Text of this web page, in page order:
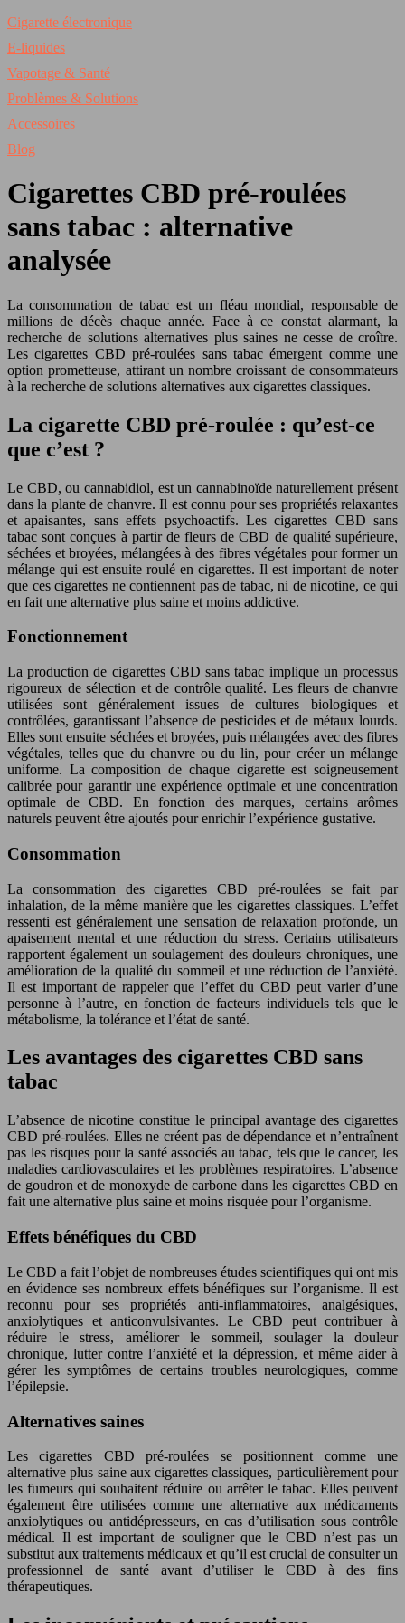
Cigarette électronique
E-liquides
Vapotage & Santé
Problèmes & Solutions
Accessoires
Blog
Cigarettes CBD pré-roulées
sans tabac : alternative
analysée
La consommation de tabac est un fléau mondial, responsable de
millions de décès chaque année. Face à ce constat alarmant, la
recherche de solutions alternatives plus saines ne cesse de croître.
Les cigarettes CBD pré-roulées sans tabac émergent comme une
option prometteuse, attirant un nombre croissant de consommateurs
à la recherche de solutions alternatives aux cigarettes classiques.
La cigarette CBD pré-roulée : qu’est-ce
que c’est ?
Le CBD, ou cannabidiol, est un cannabinoïde naturellement présent
dans la plante de chanvre. Il est connu pour ses propriétés relaxantes
et apaisantes, sans effets psychoactifs. Les cigarettes CBD sans
tabac sont conçues à partir de fleurs de CBD de qualité supérieure,
séchées et broyées, mélangées à des fibres végétales pour former un
mélange qui est ensuite roulé en cigarettes. Il est important de noter
que ces cigarettes ne contiennent pas de tabac, ni de nicotine, ce qui
en fait une alternative plus saine et moins addictive.
Fonctionnement
La production de cigarettes CBD sans tabac implique un processus
rigoureux de sélection et de contrôle qualité. Les fleurs de chanvre
utilisées sont généralement issues de cultures biologiques et
contrôlées, garantissant l’absence de pesticides et de métaux lourds.
Elles sont ensuite séchées et broyées, puis mélangées avec des fibres
végétales, telles que du chanvre ou du lin, pour créer un mélange
uniforme. La composition de chaque cigarette est soigneusement
calibrée pour garantir une expérience optimale et une concentration
optimale de CBD. En fonction des marques, certains arômes
naturels peuvent être ajoutés pour enrichir l’expérience gustative.
Consommation
La consommation des cigarettes CBD pré-roulées se fait par
inhalation, de la même manière que les cigarettes classiques. L’effet
ressenti est généralement une sensation de relaxation profonde, un
apaisement mental et une réduction du stress. Certains utilisateurs
rapportent également un soulagement des douleurs chroniques, une
amélioration de la qualité du sommeil et une réduction de l’anxiété.
Il est important de rappeler que l’effet du CBD peut varier d’une
personne à l’autre, en fonction de facteurs individuels tels que le
métabolisme, la tolérance et l’état de santé.
Les avantages des cigarettes CBD sans
tabac
L’absence de nicotine constitue le principal avantage des cigarettes
CBD pré-roulées. Elles ne créent pas de dépendance et n’entraînent
pas les risques pour la santé associés au tabac, tels que le cancer, les
maladies cardiovasculaires et les problèmes respiratoires. L’absence
de goudron et de monoxyde de carbone dans les cigarettes CBD en
fait une alternative plus saine et moins risquée pour l’organisme.
Effets bénéfiques du CBD
Le CBD a fait l’objet de nombreuses études scientifiques qui ont mis
en évidence ses nombreux effets bénéfiques sur l’organisme. Il est
reconnu pour ses propriétés anti-inflammatoires, analgésiques,
anxiolytiques et anticonvulsivantes. Le CBD peut contribuer à
réduire le stress, améliorer le sommeil, soulager la douleur
chronique, lutter contre l’anxiété et la dépression, et même aider à
gérer les symptômes de certains troubles neurologiques, comme
l’épilepsie.
Alternatives saines
Les cigarettes CBD pré-roulées se positionnent comme une
alternative plus saine aux cigarettes classiques, particulièrement pour
les fumeurs qui souhaitent réduire ou arrêter le tabac. Elles peuvent
également être utilisées comme une alternative aux médicaments
anxiolytiques ou antidépresseurs, en cas d’utilisation sous contrôle
médical. Il est important de souligner que le CBD n’est pas un
substitut aux traitements médicaux et qu’il est crucial de consulter un
professionnel de santé avant d’utiliser le CBD à des fins
thérapeutiques.